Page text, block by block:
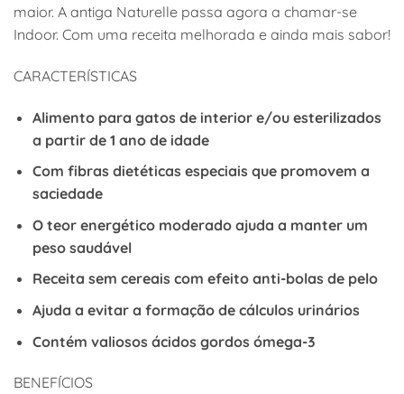
maior. A antiga Naturelle passa agora a chamar-se
Indoor. Com uma receita melhorada e ainda mais sabor!
CARACTERÍSTICAS
Alimento para gatos de interior e/ou esterilizados
a partir de 1 ano de idade
Com fibras dietéticas especiais que promovem a
saciedade
O teor energético moderado ajuda a manter um
peso saudável
Receita sem cereais com efeito anti-bolas de pelo
Ajuda a evitar a formação de cálculos urinários
Contém valiosos ácidos gordos ómega-3
BENEFÍCIOS